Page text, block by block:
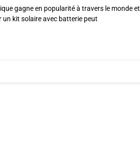
gagne en popularité à travers le monde et
kit solaire avec batterie peut